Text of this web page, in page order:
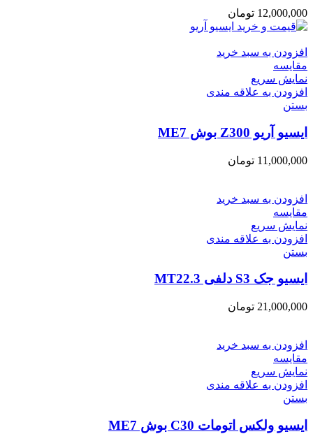
12,000,000 تومان
افزودن به سبد خرید
مقایسه
نمایش سریع
افزودن به علاقه مندی
بستن
ایسیو آریو Z300 بوش ME7
11,000,000 تومان
افزودن به سبد خرید
مقایسه
نمایش سریع
افزودن به علاقه مندی
بستن
ایسیو جک S3 دلفی MT22.3
21,000,000 تومان
افزودن به سبد خرید
مقایسه
نمایش سریع
افزودن به علاقه مندی
بستن
ایسیو ولکس اتومات C30 بوش ME7